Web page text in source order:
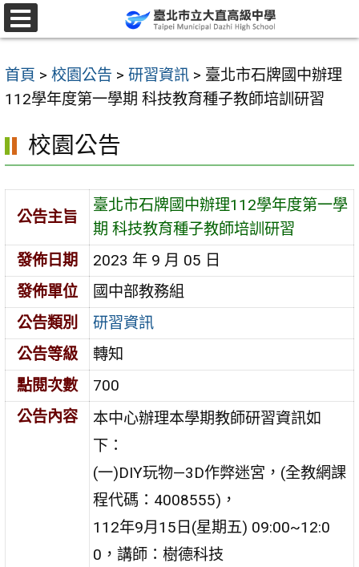
跳
至
要
內
區
首頁 > 校園公告 > 研習資訊 > 臺北市石牌國中辦理
112學年度第一學期 科技教育種子教師培訓研習
校園公告
公告主旨
臺北市石牌國中辦理112學年度第一學
期 科技教育種子教師培訓研習
發佈日期
2023 年 9 月 05 日
發佈單位
國中部教務組
公告類別
研習資訊
公告等級
轉知
點閱次數
700
公告內容
本中心辦理本學期教師研習資訊如
下：
(一)DIY玩物—3D作弊迷宮，(全教網課
程代碼：4008555)，
112年9月15日(星期五) 09:00~12:0
0，講師：樹德科技
選
單